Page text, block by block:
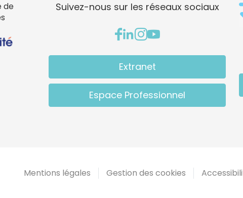
de
Suivez-nous sur les réseaux sociaux
Extranet
Espace Professionnel
Mentions légales
Gestion des cookies
paramètres de confidentialité, en garantissant la conformité